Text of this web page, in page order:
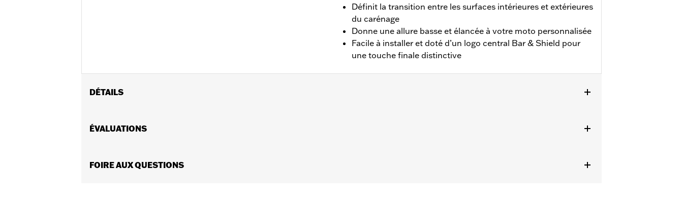
Définit la transition entre les surfaces intérieures et extérieures
du carénage
Donne une allure basse et élancée à votre moto personnalisée
Facile à installer et doté d’un logo central Bar & Shield pour
une touche finale distinctive
DÉTAILS
2025.
Matériel:Polycarbonate à revêtement dur
ÉVALUATIONS
FOIRE AUX QUESTIONS